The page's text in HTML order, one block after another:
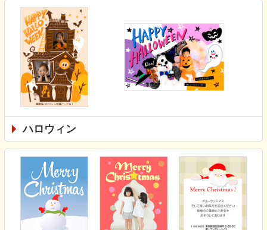
ハロウィン